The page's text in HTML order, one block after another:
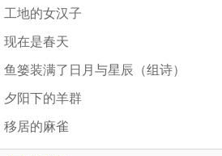
工地的女汉子
现在是春天
鱼篓装满了日月与星辰（组诗）
夕阳下的羊群
移居的麻雀